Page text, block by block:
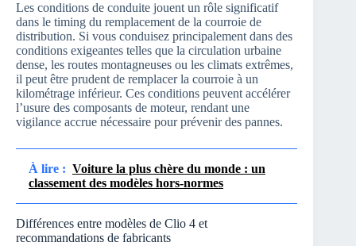
Les conditions de conduite jouent un rôle significatif
dans le timing du remplacement de la courroie de
distribution. Si vous conduisez principalement dans des
conditions exigeantes telles que la circulation urbaine
dense, les routes montagneuses ou les climats extrêmes,
il peut être prudent de remplacer la courroie à un
kilométrage inférieur. Ces conditions peuvent accélérer
l’usure des composants de moteur, rendant une
vigilance accrue nécessaire pour prévenir des pannes.
À lire : Voiture la plus chère du monde : un
classement des modèles hors-normes
Différences entre modèles de Clio 4 et
recommandations de fabricants